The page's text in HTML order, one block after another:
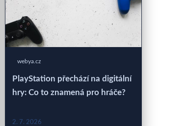
webya.cz
PlayStation přechází na digitální
hry: Co to znamená pro hráče?
2. 7. 2026